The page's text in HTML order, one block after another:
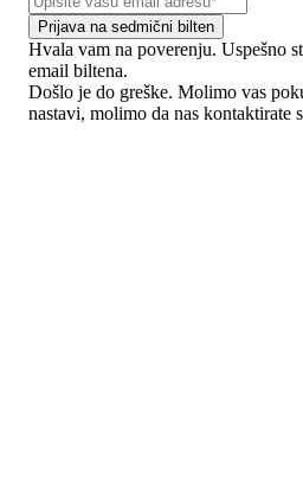
Prijava na sedmični bilten
Hvala vam na poverenju. Uspešno
email biltena.
Došlo je do greške. Molimo vas
nastavi, molimo da nas kontaktirate